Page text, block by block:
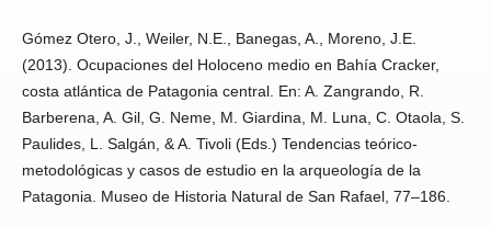
Gómez Otero, J., Weiler, N.E., Banegas, A., Moreno, J.E.
(2013). Ocupaciones del Holoceno medio en Bahía Cracker,
costa atlántica de Patagonia central. En: A. Zangrando, R.
Barberena, A. Gil, G. Neme, M. Giardina, M. Luna, C. Otaola, S.
Paulides, L. Salgán, & A. Tivoli (Eds.) Tendencias teórico-
metodológicas y casos de estudio en la arqueología de la
Patagonia. Museo de Historia Natural de San Rafael, 77–186.